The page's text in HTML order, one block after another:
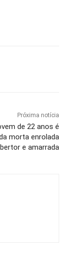
Próxima notícia
de 22 anos é
morta enrolada
e amarrada